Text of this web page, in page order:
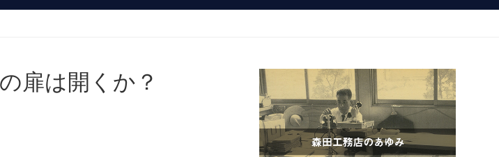
扉は開くか？